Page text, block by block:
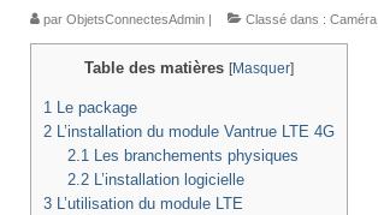
par ObjetsConnectesAdmin | Classé dans : Caméra
Table des matières [Masquer]
1 Le package
2 L’installation du module Vantrue LTE 4G
2.1Les branchements physiques
2.2L’installation logicielle
3 L’utilisation du module LTE